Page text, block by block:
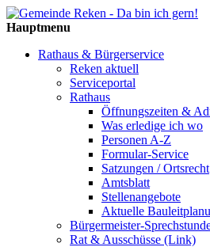
Hauptmenu
Rathaus & Bürgerservice
Reken aktuell
Serviceportal
Rathaus
Öffnungszeiten &
Was erledige ich wo
Personen A-Z
Formular-Service
Satzungen / Ortsrecht
Amtsblatt
Stellenangebote
Aktuelle
Bürgermeister-
Rat & Ausschüsse (Link)